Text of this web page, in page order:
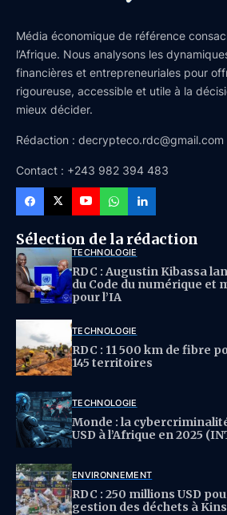
Média économique de référence
l’Afrique. Nous analysons les
financières et entrepreneuriales pour
rigoureuse, accessible et utile à la
mieux décider.
Rédaction : decrypteco.rdc@gmail.com
Contact : +243 982 394 483
Sélection de la rédaction
TECHNOLOGIE
RDC : Augustin Kibassa
du Code du numérique et
pour l’IA
TECHNOLOGIE
RDC : 11 500 km de fibre
145 territoires
TECHNOLOGIE
Monde : la
USD à l’Afrique en 2025
ENVIRONNEMENT
RDC : 250 millions USD
gestion des déchets à